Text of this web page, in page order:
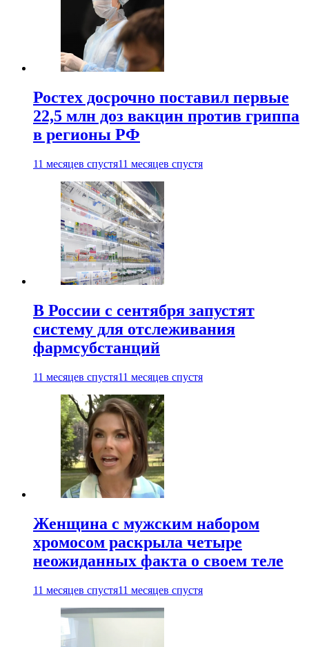
Ростех досрочно поставил первые
22,5 млн доз вакцин против гриппа
в регионы РФ
11 месяцев спустя11 месяцев спустя
В России с сентября запустят
систему для отслеживания
фармсубстанций
11 месяцев спустя11 месяцев спустя
Женщина с мужским набором
хромосом раскрыла четыре
неожиданных факта о своем теле
11 месяцев спустя11 месяцев спустя